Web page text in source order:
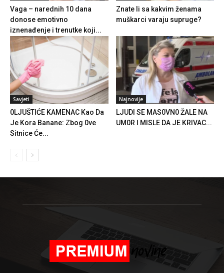
Vaga – narednih 10 dana
donose emotivno
iznenađenje i trenutke koji...
Znate li sa kakvim ženama
muškarci varaju supruge?
Savjeti
0LJUŠTIĆE KAMENAC Kao Da
Je Kora Banane: Zbog 0ve
Sitnice Će...
Najnovije
LJUDl SE MAS0VN0 ŽALE NA
UM0R I MISLE DA JE KRIVAC...